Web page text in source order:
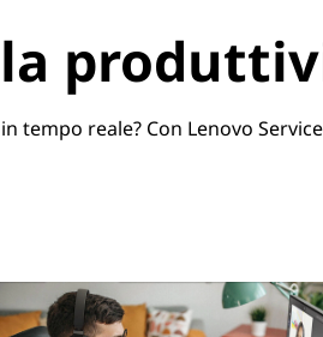
reale? Con Lenovo